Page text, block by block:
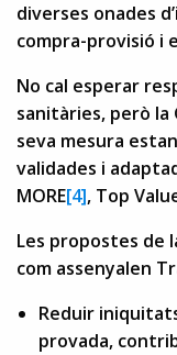
diverses onades
compra-provisió i
No cal esperar
sanitàries, però la
seva mesura
validades i
MORE[4], Top
Les propostes de
com assenyalen
Reduir
provada,